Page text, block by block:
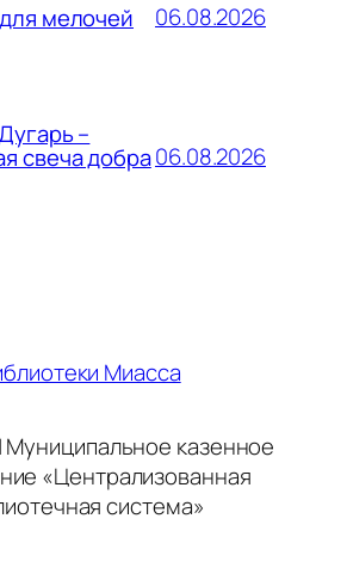
мелочей 06.08.2026
–
свеча добра06.08.2026
Миасса
казенное
«Централизованная
система»